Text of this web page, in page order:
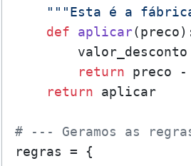
"""Esta é a
def
aplicar(preco
return preco -
return aplicar
# --- Geramos as
regras = {